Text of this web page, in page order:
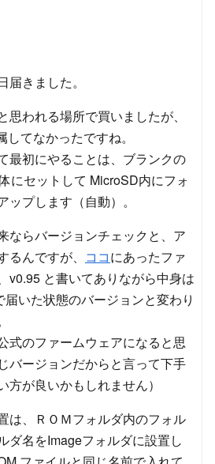
届きました。
思われる場所で買いましたが、
てなかったですね。
最初にやることは、ブランクの
にセットして MicroSD内にフォ
ップします（自動）。
ならバージョンチェックと、ア
るんですが、 ココにあったファ
v0.95 と書いてありながら中身は
いた状態のバージョンと変わり
式のファームウェアになると思
バージョンだからと言って下手
方が良いかもしれません）
は、ＲＯＭフォルダ内のフォル
ダ名をImageフォルダに設置し